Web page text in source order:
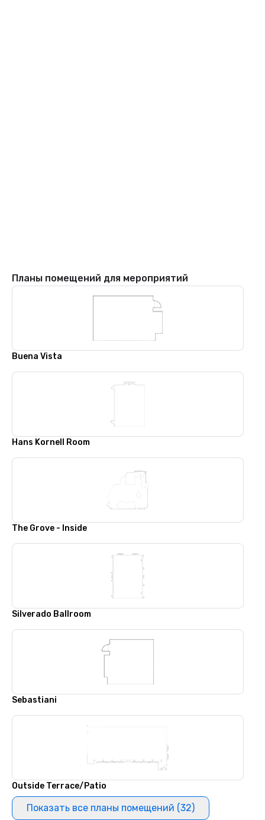
Планы помещений для мероприятий
Buena Vista
Hans Kornell Room
The Grove - Inside
Silverado Ballroom
Sebastiani
Outside Terrace/Patio
Показать все планы помещений (32)